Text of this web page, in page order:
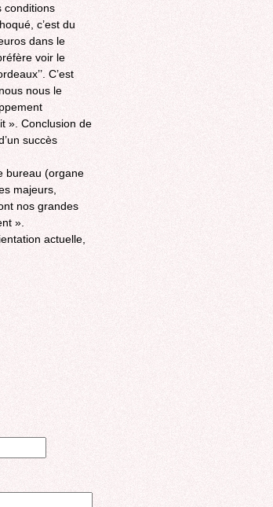
conditions
c’est du
dans le
voir le
C’est
nous le
». Conclusion de
succès
bureau (organe
majeurs,
nos grandes
».
actuelle,